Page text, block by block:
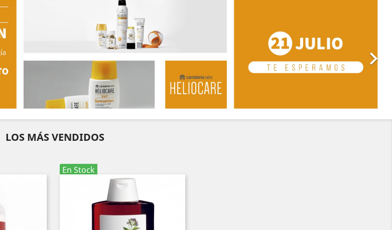

LOS MÁS VENDIDOS
En Stock